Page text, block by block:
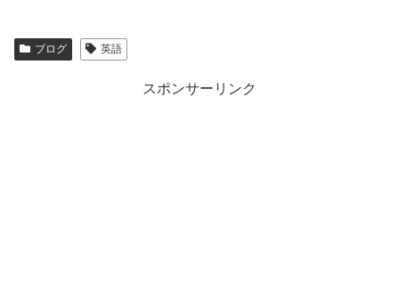
ブログ 英語
スポンサーリンク